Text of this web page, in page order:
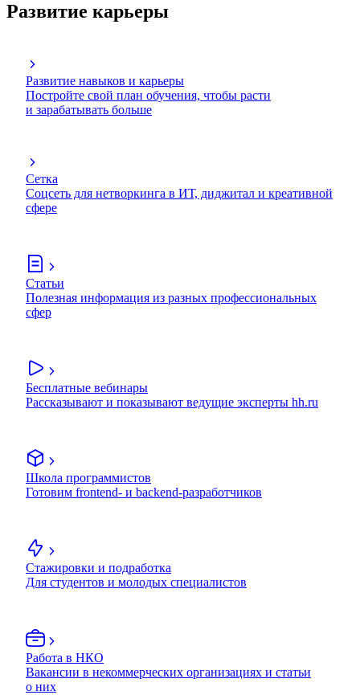
Развитие карьеры
Развитие навыков и карьеры
Постройте свой план обучения, чтобы расти
и зарабатывать больше
Сетка
Соцсеть для нетворкинга в ИТ, диджитал и креативной
сфере
Статьи
Полезная информация из разных профессиональных
сфер
Бесплатные вебинары
Рассказывают и показывают ведущие эксперты hh.ru
Школа программистов
Готовим frontend- и backend-разработчиков
Стажировки и подработка
Для студентов и молодых специалистов
Работа в НКО
Вакансии в некоммерческих организациях и статьи
о них